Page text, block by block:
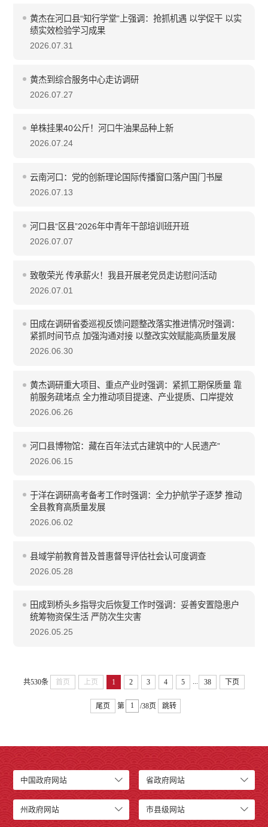
黄杰在河口县“知行学堂”上强调：抢抓机遇 以学促干 以实
绩实效检验学习成果
2026.07.31
黄杰到综合服务中心走访调研
2026.07.27
单株挂果40公斤！河口牛油果品种上新
2026.07.24
云南河口：党的创新理论国际传播窗口落户国门书屋
2026.07.13
河口县“区县”2026年中青年干部培训班开班
2026.07.07
致敬荣光 传承薪火！我县开展老党员走访慰问活动
2026.07.01
田成在调研省委巡视反馈问题整改落实推进情况时强调：
紧抓时间节点 加强沟通对接 以整改实效赋能高质量发展
2026.06.30
黄杰调研重大项目、重点产业时强调：紧抓工期保质量 靠
前服务疏堵点 全力推动项目提速、产业提质、口岸提效
2026.06.26
河口县博物馆：藏在百年法式古建筑中的“人民遗产”
2026.06.15
于洋在调研高考备考工作时强调：全力护航学子逐梦 推动
全县教育高质量发展
2026.06.02
县域学前教育普及普惠督导评估社会认可度调查
2026.05.28
田成到桥头乡指导灾后恢复工作时强调：妥善安置隐患户
统筹物资保生活 严防次生灾害
2026.05.25
共530条 首页 上页 1 2 3 4 5 38 下页
尾页 第 /38页 跳转
中国政府网站 省政府网站
州政府网站 市县级网站